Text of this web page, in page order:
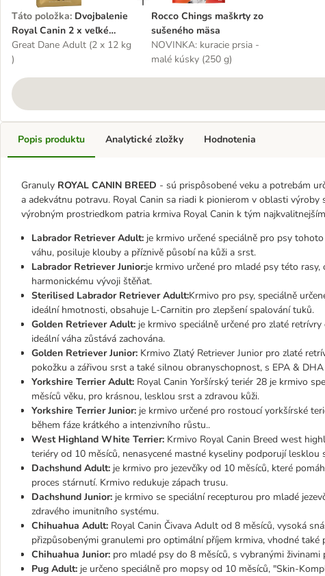
Táto položka: Dvojbalenie
Royal Canin 2 x veľké
balenie
Great Dane Adult (2 x 12 kg
)
Rocco Chings maškrty zo
sušeného mäsa
NOVINKA: kuracie prsia -
malé kúsky (250 g)
Popis produktu
Granuly ROYAL CANIN BREED - sú prispôsobené veku a potrebám
a adekvátnu potravu. Royal Canin sa riadi k pionierom v oblasti
výrobným prostriedkom patria krmiva Royal Canin k tým
Labrador Retriever Adult: je krmivo určené speciálně pro psy
váhu, posiluje klouby a příznivě působí na kůži a srst.
Labrador Retriever Junior:je krmivo určené pro mladé psy této
harmonickému vývoji štěňat.
Sterilised Labrador Retriever Adult:Krmivo pro psy, speciálně
ideální hmotnosti, obsahuje L-Carnitin pro zlepšení spalování tuků.
Golden Retriever Adult: je krmivo speciálně určené pro zlaté
ideální váha zůstává zachována.
Golden Retriever Junior: Krmivo Zlatý Retriever Junior pro zlaté
pokožku a zářivou srst a také silnou obranyschopnost, s EPA &
Yorkshire Terrier Adult: Royal Canin Yoršírský teriér 28 je krmivo
měsíců věku, pro krásnou, lesklou srst a zdravou kůži.
Yorkshire Terrier Junior: je krmivo určené pro rostoucí yorkšírské
během fáze krátkého a intenzivního růstu..
West Highland White Terrier: Krmivo Royal Canin Breed west
teriéry od 10 měsíců, nenasycené mastné kyseliny podporují lesklou
Dachshund Adult: je krmivo pro jezevčíky od 10 měsíců, které
proces stárnutí. Krmivo redukuje zápach trusu.
Dachshund Junior: je krmivo se speciální recepturou pro mladé
zdravého imunitního systému.
Chihuahua Adult: Royal Canin Čivava Adult od 8 měsíců, vysoká
přizpůsobenými granulemi pro optimální příjem krmiva, vhodné také
Chihuahua Junior: pro mladé psy do 8 měsíců, s vybranými
Pug Adult: je určeno speciálně pro mopsy od 10 měsíců, "Skin-
Analytické zložky Hodnotenia